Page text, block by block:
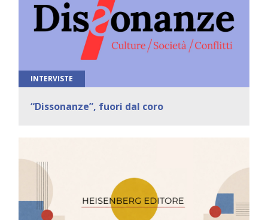
INTERVISTE
“Dissonanze”, fuori dal coro